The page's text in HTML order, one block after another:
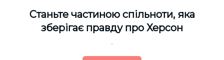
Cтаньте частиною спільноти, яка
зберігає правду про Херсон